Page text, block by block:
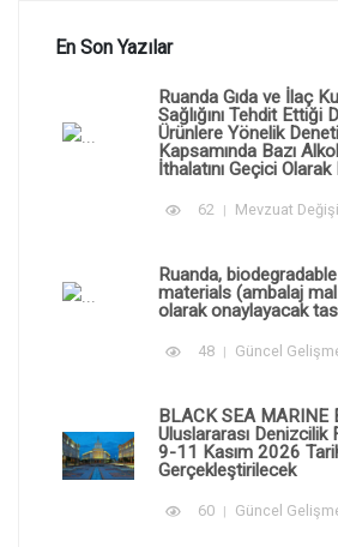
En Son Yazılar
Ruanda Gıda ve İlaç
Sağlığını Tehdit Ettiği
Ürünlere Yönelik
Kapsamında Bazı
İthalatını Geçici
62 Mevzuat
Ruanda,
materials (ambalaj
olarak onaylayacak
48 Güncel
BLACK SEA MARINE
Uluslararası Denizcilik
9-11 Kasım 2026
Gerçekleştirilecek
60 Güncel